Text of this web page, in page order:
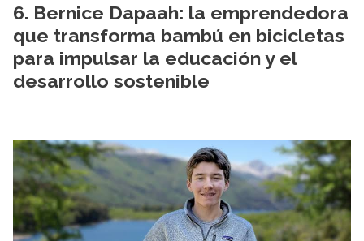
Bernice Dapaah: la emprendedora
que transforma bambú en bicicletas
para impulsar la educación y el
desarrollo sostenible